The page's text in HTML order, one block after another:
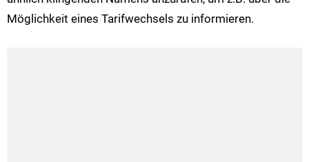
Möglichkeit eines Tarifwechsels zu informieren.